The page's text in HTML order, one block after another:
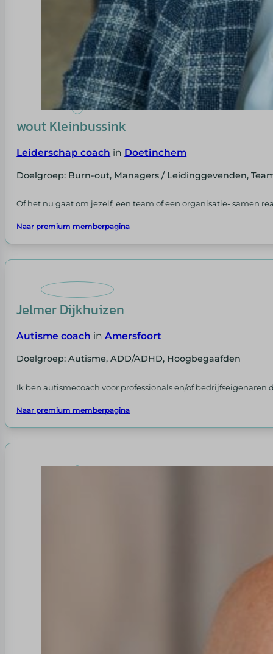
wout Kleinbussink
Leiderschap coach in Doetinchem
Doelgroep: Burn-out, Managers / Leidinggevenden,
Of het nu gaat om jezelf, een team of een organisatie- samen
Naar premium memberpagina
Jelmer Dijkhuizen
Autisme coach inAmersfoort
Doelgroep: Autisme, ADD/ADHD, Hoogbegaafden
Ik ben autismecoach voor professionals en/of
Naar premium memberpagina